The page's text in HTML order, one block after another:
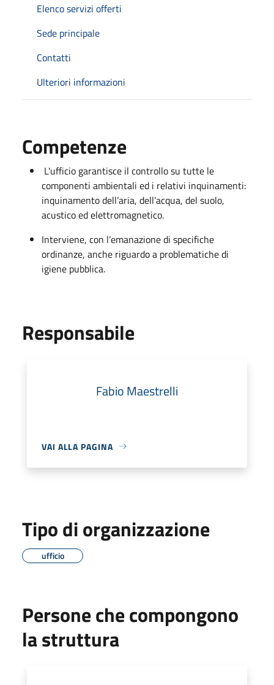
Elenco servizi offerti
Sede principale
Contatti
Ulteriori informazioni
Competenze
L'ufficio garantisce il controllo su tutte le
componenti ambientali ed i relativi inquinamenti:
inquinamento dell’aria, dell’acqua, del suolo,
acustico ed elettromagnetico.
Interviene, con l’emanazione di specifiche
ordinanze, anche riguardo a problematiche di
igiene pubblica.
Responsabile
Fabio Maestrelli
VAI ALLA PAGINA
Tipo di organizzazione
ufficio
Persone che compongono
la struttura